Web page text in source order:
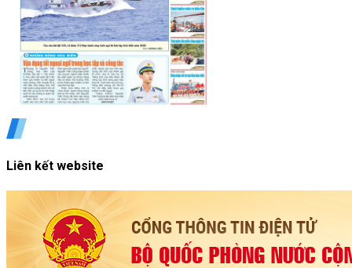
Liên kết website